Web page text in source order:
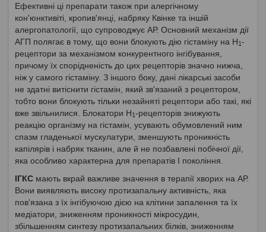
Ефективні ці препарати також при алергічному
кон'юнктивіті, кропив'янці, набряку Квінке та іншій
алергопатології, що супроводжує АР. Основний механізм дії
АГП полягає в тому, що вони блокують дію гістаміну на Н1-
рецептори за механізмом конкурентного інгібування,
причому їх спорідненість до цих рецепторів значно нижча,
ніж у самого гістаміну. З іншого боку, дані лікарські засоби
не здатні витіснити гістамін, який зв'язаний з рецептором,
тобто вони блокують тільки незайняті рецептори або такі, які
вже звільнилися. Блокатори Н1-рецепторів знижують
реакцію організму на гістамін, усувають обумовлений ним
спазм гладенької мускулатури, зменшують проникність
капілярів і набряк тканин, але й не позбавлені побічної дії,
яка особливо характерна для препаратів I покоління.
ІГКС мають вкрай важливе значення в терапії хворих на АР.
Вони виявляють високу протизапальну активність, яка
пов'язана з їх інгібуючою дією на клітини запалення та їх
медіатори, зниженням проникності мікросудин,
збільшенням синтезу протизапальних білків, зниженням